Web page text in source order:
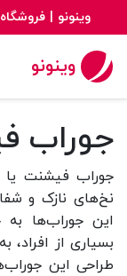
وینونو |‌
وینونو
جوراب
جوراب فیشنت
نخ‌های نازک و
این جوراب‌ها
بسیاری از افراد،
طراحی این